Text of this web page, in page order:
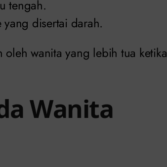
tengah.
disertai darah.
oleh wanita yang lebih tua ketika
Wanita